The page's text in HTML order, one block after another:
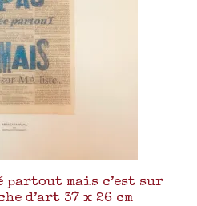
partout mais c’est sur
d’art 37 x 26 cm